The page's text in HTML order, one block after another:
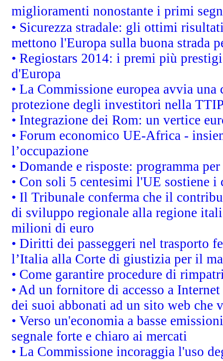
miglioramenti nonostante i primi
• Sicurezza stradale: gli ottimi
mettono l'Europa sulla buona strada
• Regiostars 2014: i premi più
d'Europa
• La Commissione europea avvia
protezione degli investitori nella
• Integrazione dei Rom: un vertice
• Forum economico UE-Africa -
l’occupazione
• Domande e risposte: programma
• Con soli 5 centesimi l'UE sostiene
• Il Tribunale conferma che il
di sviluppo regionale alla regione
milioni di euro
• Diritti dei passeggeri nel trasporto
l’Italia alla Corte di giustizia per il
• Come garantire procedure di
• Ad un fornitore di accesso a
dei suoi abbonati ad un sito web che
• Verso un'economia a basse
segnale forte e chiaro ai mercati
• La Commissione incoraggia l'uso